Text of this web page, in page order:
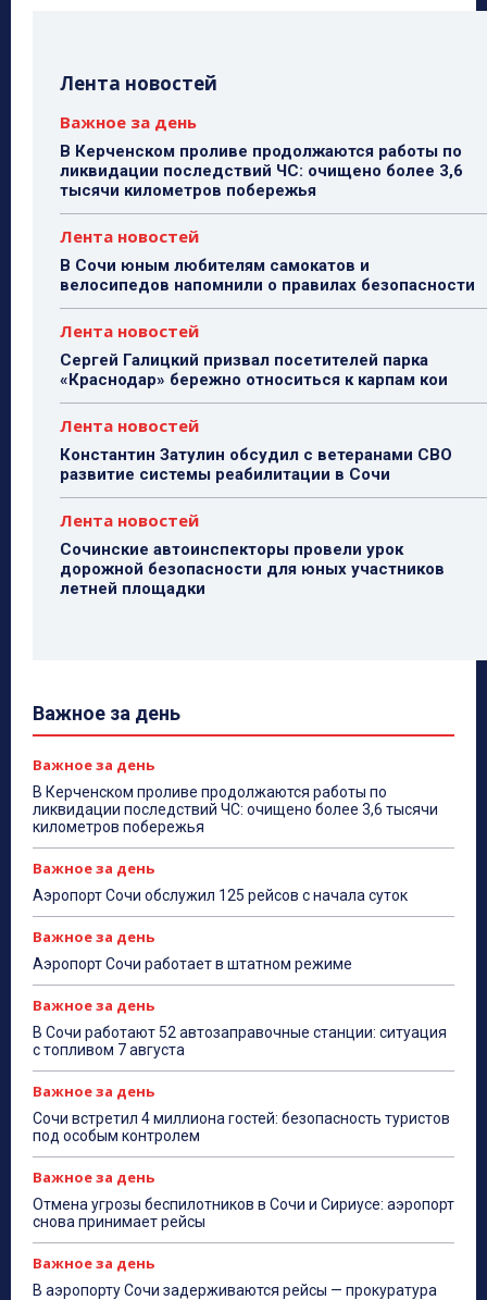
Лента новостей
Важное за день
В Керченском проливе продолжаются работы по
ликвидации последствий ЧС: очищено более 3,6
тысячи километров побережья
Лента новостей
В Сочи юным любителям самокатов и
велосипедов напомнили о правилах безопасности
Лента новостей
Сергей Галицкий призвал посетителей парка
«Краснодар» бережно относиться к карпам кои
Лента новостей
Константин Затулин обсудил с ветеранами СВО
развитие системы реабилитации в Сочи
Лента новостей
Сочинские автоинспекторы провели урок
дорожной безопасности для юных участников
летней площадки
Важное за день
Важное за день
В Керченском проливе продолжаются работы по
ликвидации последствий ЧС: очищено более 3,6 тысячи
километров побережья
Важное за день
Аэропорт Сочи обслужил 125 рейсов с начала суток
Важное за день
Аэропорт Сочи работает в штатном режиме
Важное за день
В Сочи работают 52 автозаправочные станции: ситуация
с топливом 7 августа
Важное за день
Сочи встретил 4 миллиона гостей: безопасность туристов
под особым контролем
Важное за день
Отмена угрозы беспилотников в Сочи и Сириусе: аэропорт
снова принимает рейсы
Важное за день
В аэропорту Сочи задерживаются рейсы — прокуратура